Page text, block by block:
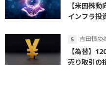
【米国株
インフラ投
吉田恒の
【為替】
売り取引の